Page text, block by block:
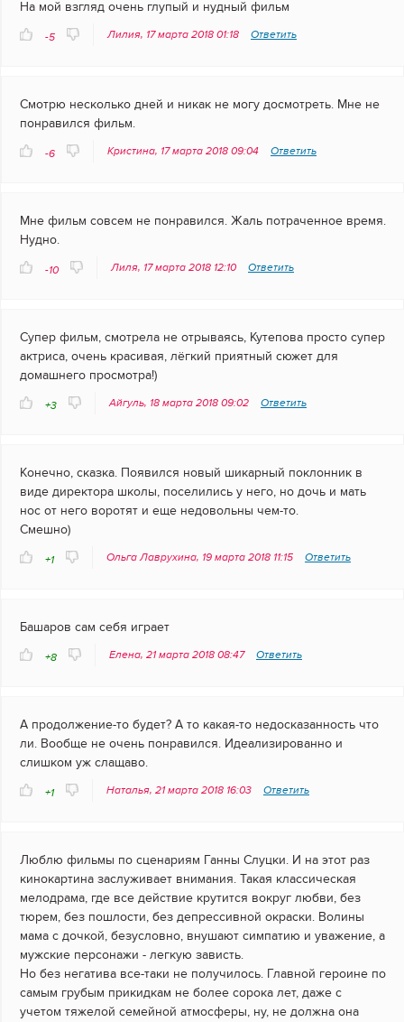
На мой взгляд очень глупый и нудный фильм
-5 Лилия, 17 марта 2018 01:18 Ответить
Смотрю несколько дней и никак не могу досмотреть. Мне не
понравился фильм.
-6 Кристина, 17 марта 2018 09:04 Ответить
Мне фильм совсем не понравился. Жаль потраченное время.
Нудно.
-10 Лиля, 17 марта 2018 12:10 Ответить
Супер фильм, смотрела не отрываясь, Кутепова просто супер
актриса, очень красивая, лёгкий приятный сюжет для
домашнего просмотра!)
+3 Айгуль, 18 марта 2018 09:02 Ответить
Конечно, сказка. Появился новый шикарный поклонник в
виде директора школы, поселились у него, но дочь и мать
нос от него воротят и еще недовольны чем-то.
Смешно)
+1 Ольга Лаврухина, 19 марта 2018 11:15 Ответить
Башаров сам себя играет
+8 Елена, 21 марта 2018 08:47 Ответить
А продолжение-то будет? А то какая-то недосказанность что
ли. Вообще не очень понравился. Идеализированно и
слишком уж слащаво.
+1 Наталья, 21 марта 2018 16:03 Ответить
Люблю фильмы по сценариям Ганны Слуцки. И на этот раз
кинокартина заслуживает внимания. Такая классическая
мелодрама, где все действие крутится вокруг любви, без
тюрем, без пошлости, без депрессивной окраски. Волины
мама с дочкой, безусловно, внушают симпатию и уважение, а
мужские персонажи - легкую зависть.
Но без негатива все-таки не получилось. Главной героине по
самым грубым прикидкам не более сорока лет, даже с
учетом тяжелой семейной атмосферы, ну, не должна она